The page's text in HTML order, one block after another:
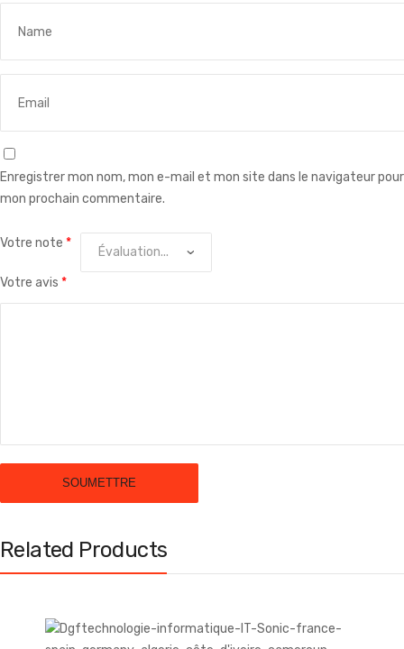
Enregistrer mon nom, mon e-mail et mon site dans le navigateur pour
mon prochain commentaire.
Votre note *
Votre avis *
Related Products